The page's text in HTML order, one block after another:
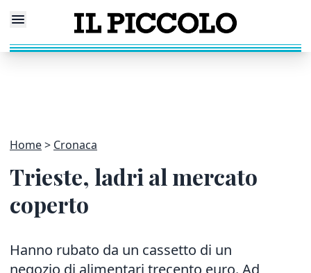
Home Cronaca
Trieste, ladri al mercato
coperto
Hanno rubato da un cassetto di un
negozio di alimentari trecento euro. Ad